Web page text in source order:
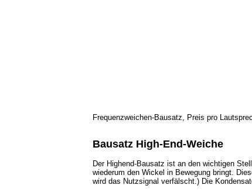
Frequenzweichen-Bausatz, Preis pro
Bausatz High-End-Weiche
Der Highend-Bausatz ist an den wichtigen
wiederum den Wickel in Bewegung bringt.
wird das Nutzsignal verfälscht.) Die